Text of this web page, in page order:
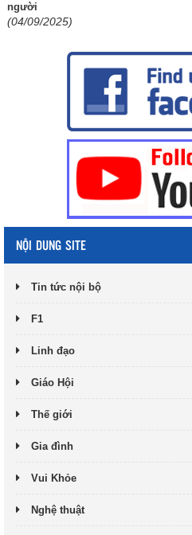
người
(04/09/2025)
NỘI DUNG SITE
Tin tức nội bộ
F1
Linh đạo
Giáo Hội
Thế giới
Gia đình
Vui Khỏe
Nghệ thuật